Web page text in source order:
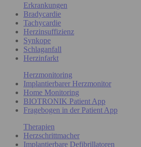
Erkrankungen
Bradycardie
Tachycardie
Herzinsuffizienz
Synkope
Schlaganfall
Herzinfarkt
Herzmonitoring
Implantierbarer Herzmonitor
Home Monitoring
BIOTRONIK Patient App
Fragebogen in der Patient App
Therapien
Herzschrittmacher
Implantierbare Defibrillatoren